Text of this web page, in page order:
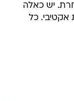
יש כאלה
אקטיבי. כל